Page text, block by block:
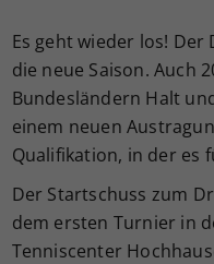
Es geht wieder los!
die neue Saison. Auch
Bundesländern Halt
einem neuen
Qualifikation, in der es
Der Startschuss zum
dem ersten Turnier in
Tenniscenter